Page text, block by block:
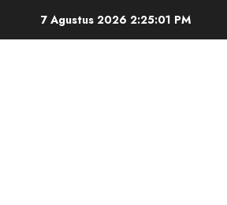
7 Agustus 2026 2:25:03 PM